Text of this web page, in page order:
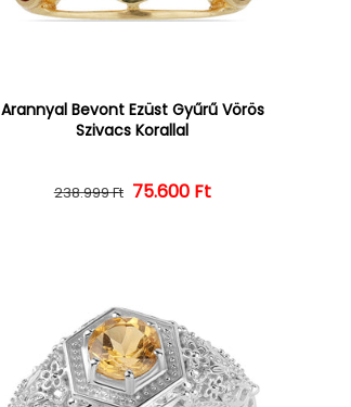
Arannyal Bevont Ezüst Gyűrű Vörös
Szivacs Korallal
Normál ár
238.999 Ft Kedvezményes ár
75.600 Ft